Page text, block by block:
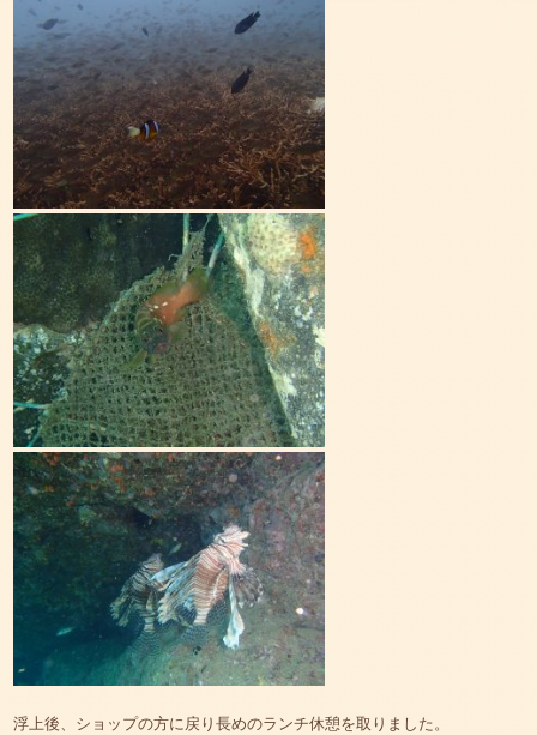
浮上後、ショップの方に戻り長めのランチ休憩を取りました。